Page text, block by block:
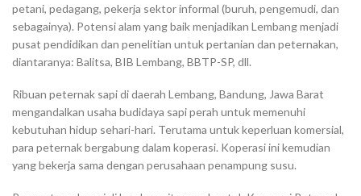
petani, pedagang, pekerja sektor informal (buruh, pengemudi, dan
sebagainya). Potensi alam yang baik menjadikan Lembang menjadi
pusat pendidikan dan penelitian untuk pertanian dan peternakan,
diantaranya: Balitsa, BIB Lembang, BBTP-SP, dll.
Ribuan peternak sapi di daerah Lembang, Bandung, Jawa Barat
mengandalkan usaha budidaya sapi perah untuk memenuhi
kebutuhan hidup sehari-hari. Terutama untuk keperluan komersial,
para peternak bergabung dalam koperasi. Koperasi ini kemudian
yang bekerja sama dengan perusahaan penampung susu.